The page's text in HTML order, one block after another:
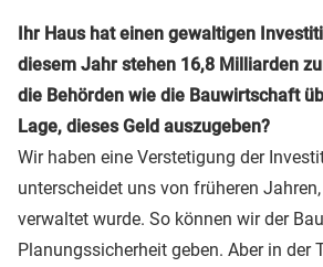
Ihr Haus hat einen gewaltigen
diesem Jahr stehen 16,8 Milliarden
die Behörden wie die Bauwirtschaft
Lage, dieses Geld auszugeben?
Wir haben eine Verstetigung der
unterscheidet uns von früheren
verwaltet wurde. So können wir der
Planungssicherheit geben. Aber in der